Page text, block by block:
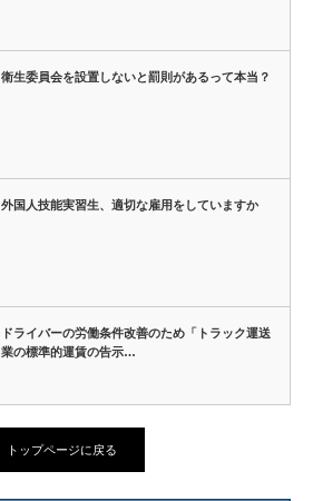
衛生委員会を設置しないと罰則があるって本当？
外国人技能実習生、適切な雇用をしていますか
ドライバーの労働条件改善のため「トラック運送
業の標準的運賃の告示…
トップページに戻る